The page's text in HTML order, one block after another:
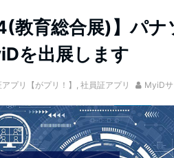
教育総合展)】パ
を出展します
プリ【がプリ！】 , 社員証アプリ MyiD